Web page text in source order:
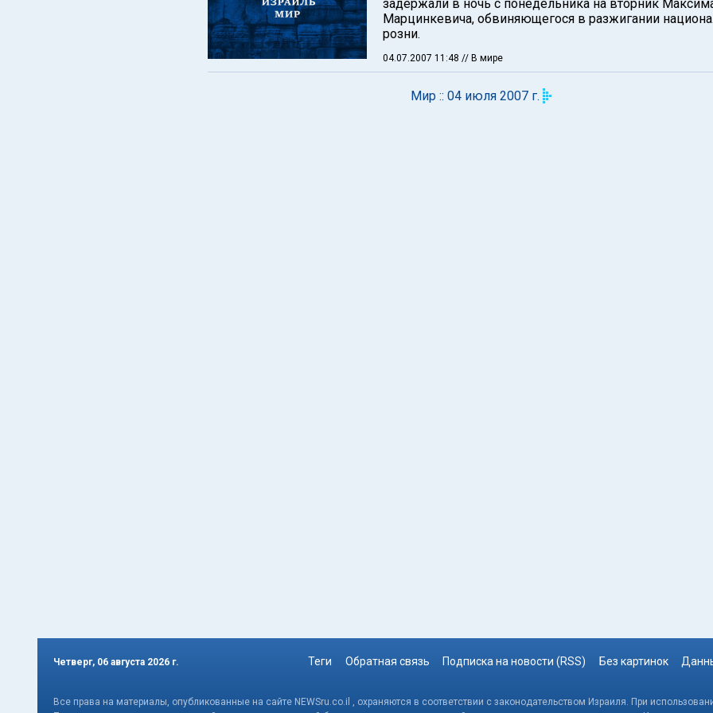
задержали в ночь с понедельника на вторник
Марцинкевича, обвиняющегося в разжигании
розни.
04.07.2007 11:48 // В мире
Мир :: 04 июля 2007 г.
Четверг, 06 августа 2026 г. Теги Обратная связь Подписка на новости (RSS) Без картинок
Все права на материалы, опубликованные на сайте NEWSru.co.il , охраняются в соответствии с законодательством Израиля. При